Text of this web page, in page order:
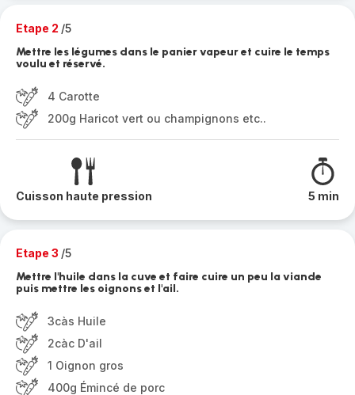
Etape 2 /5
Mettre les légumes dans le panier vapeur et cuire le temps
voulu et réservé.
4 Carotte
200g Haricot vert ou champignons etc..
Cuisson haute pression 5 min
Etape 3 /5
Mettre l'huile dans la cuve et faire cuire un peu la viande
puis mettre les oignons et l'ail.
3càs Huile
2càc D'ail
1 Oignon gros
400g Émincé de porc